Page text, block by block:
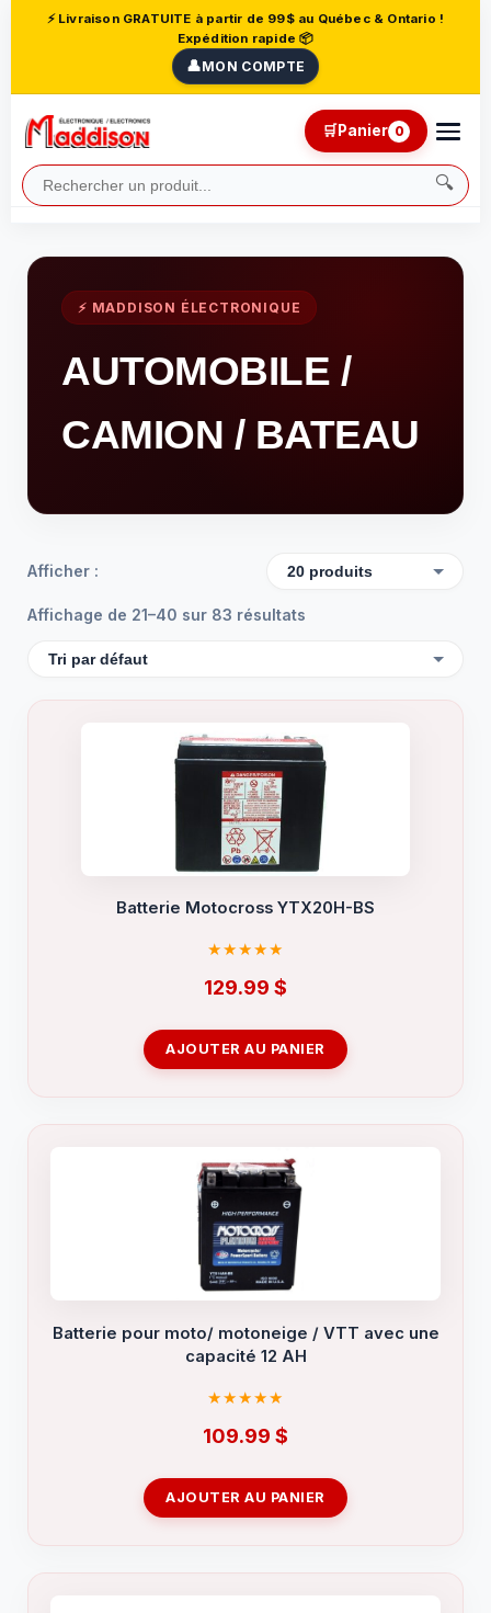
⚡ Livraison GRATUITE à partir de 99$ au Québec & Ontario !
Expédition rapide 📦
👤MON COMPTE
🔍
🛒Panier 0
⚡ MADDISON ÉLECTRONIQUE
AUTOMOBILE /
CAMION / BATEAU
Afficher :
Affichage de 21–40 sur 83 résultats
Batterie Motocross YTX20H-BS
129.99 $
AJOUTER AU PANIER
Batterie pour moto/ motoneige / VTT avec une
capacité 12 AH
109.99 $
AJOUTER AU PANIER